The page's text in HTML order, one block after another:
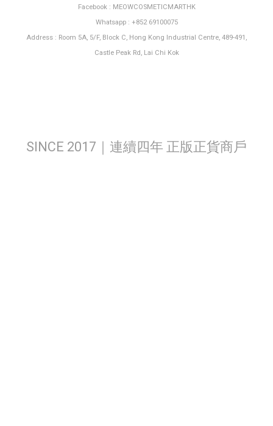
Facebook : MEOWCOSMETICMARTHK
Whatsapp : +852 69100075
Address : Room 5A, 5/F, Block C, Hong Kong Industrial Centre, 489-491,
Castle Peak Rd, Lai Chi Kok
SINCE 2017｜連續四年 正版正貨商戶